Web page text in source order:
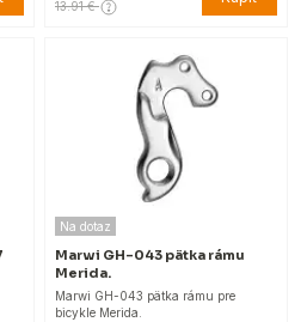
13.91 €
Na dotaz
Marwi GH-043 pätka rámu
Merida.
Marwi GH-043 pätka rámu pre
bicykle Merida.